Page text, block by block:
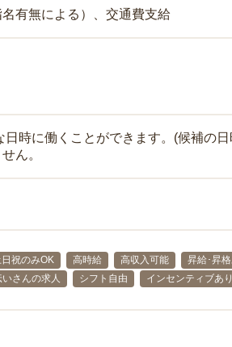
名有無による）、交通費支給
時に働くことができます。(候補の
ん。
祝のみOK 高時給 高収入可能 昇給･昇格
いさんの求人 シフト自由 インセンティブあり